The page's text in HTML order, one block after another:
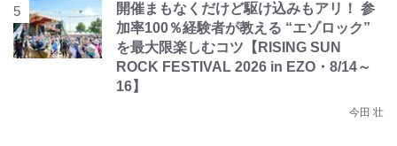
開催まもなくだけど駆け込みもアリ！ 参
加率100％経験者が教える “エゾロック”
を最大限楽しむコツ【RISING SUN
ROCK FESTIVAL 2026 in EZO・8/14～
16】
今田 壮